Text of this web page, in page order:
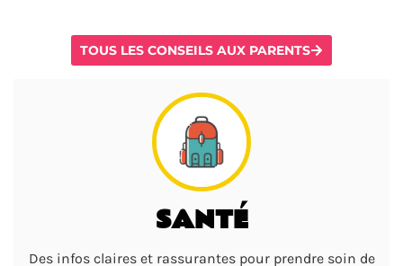
TOUS LES CONSEILS AUX PARENTS
SANTÉ
Des infos claires et rassurantes pour prendre soin de